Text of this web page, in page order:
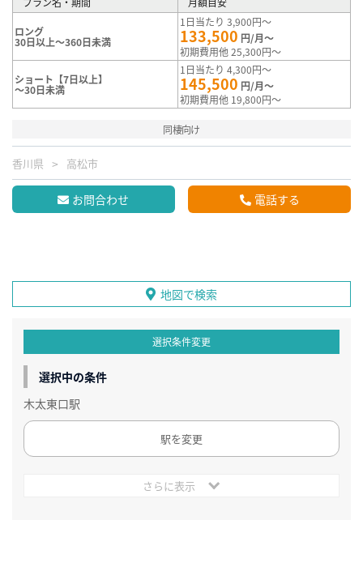
ロング
30日以上～360日未満
1日当たり 3,900円～
133,500 円/月～
初期費用他 25,300円～
ショート【7日以上】
～30日未満
1日当たり 4,300円～
145,500 円/月～
初期費用他 19,800円～
同棲向け
香川県 高松市
お問合わせ 電話する
地図で検索
選択条件変更
選択中の条件
木太東口駅
駅を変更
さらに表示